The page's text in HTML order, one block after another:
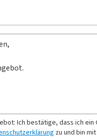
Ich bestätige, dass ich ein
zu und bin